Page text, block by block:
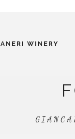
ANERI WINERY